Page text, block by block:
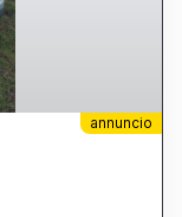
annuncio